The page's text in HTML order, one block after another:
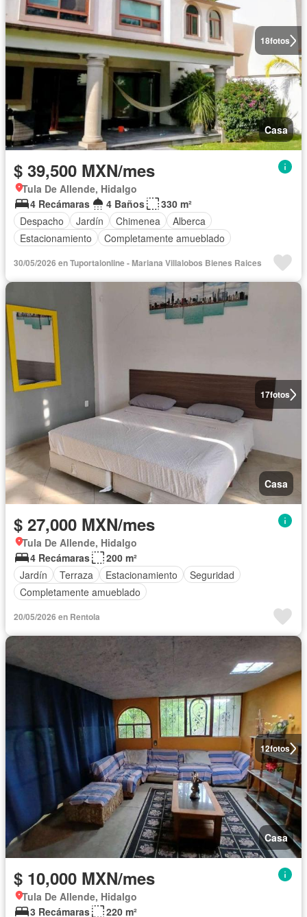
18fotos
Casa
$ 39,500 MXN/mes
Tula De Allende, Hidalgo
4 Recámaras
4 Baños
330 m²
Despacho
Jardín Chimenea
Alberca
Estacionamiento
Completamente amueblado
30/05/2026 en Tuportalonline - Mariana Villalobos Bienes Raices
17fotos
Casa
$ 27,000 MXN/mes
Tula De Allende, Hidalgo
4 Recámaras
200 m²
Jardín
Terraza Estacionamiento
Seguridad
Completamente amueblado
20/05/2026 en Rentola
12fotos
Casa
$ 10,000 MXN/mes
Tula De Allende, Hidalgo
3 Recámaras
220 m²